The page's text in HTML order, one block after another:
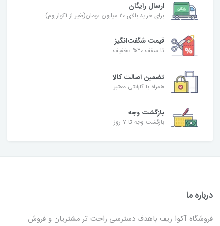
ارسال رایگان
برای خرید بالای ۲۰ میلیون تومان(بغیر از آکواریوم)
قیمت شگفت‌انگیز
تا سقف 30% تخفیف
تضمین اصالت کالا
همراه با گارانتی معتبر
بازگشت وجه
بازگشت وجه تا ۷ روز
درباره ما
فروشگاه آکوا ریف باهدف دسترسی راحت تر مشتریان و فروش